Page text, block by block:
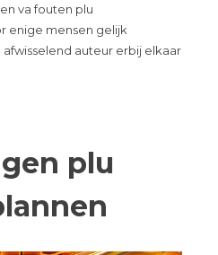
va fouten plu
enige mensen gelijk
auteur erbij elkaar
plu